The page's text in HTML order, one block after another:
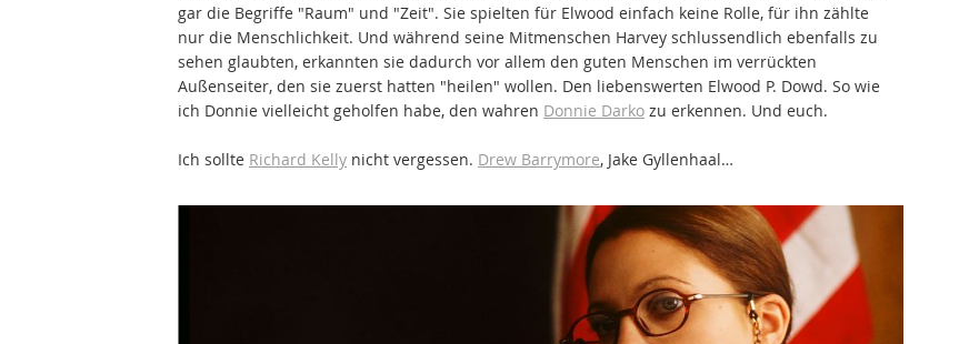
gar die Begriffe "Raum" und "Zeit". Sie spielten für Elwood einfach keine Rolle, für ihn zählte
nur die Menschlichkeit. Und während seine Mitmenschen Harvey schlussendlich ebenfalls zu
sehen glaubten, erkannten sie dadurch vor allem den guten Menschen im verrückten
Außenseiter, den sie zuerst hatten "heilen" wollen. Den liebenswerten Elwood P. Dowd. So wie
ich Donnie vielleicht geholfen habe, den wahren Donnie Darko zu erkennen. Und euch.
Ich sollte Richard Kelly nicht vergessen. Drew Barrymore, Jake Gyllenhaal…